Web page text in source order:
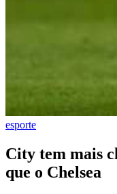
esporte
City tem mais
que o Chelsea